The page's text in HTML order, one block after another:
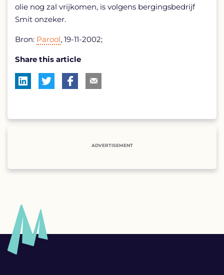
olie nog zal vrijkomen, is volgens bergingsbedrijf
Smit onzeker.
Bron: Parool, 19-11-2002;
Share this article
ADVERTISEMENT